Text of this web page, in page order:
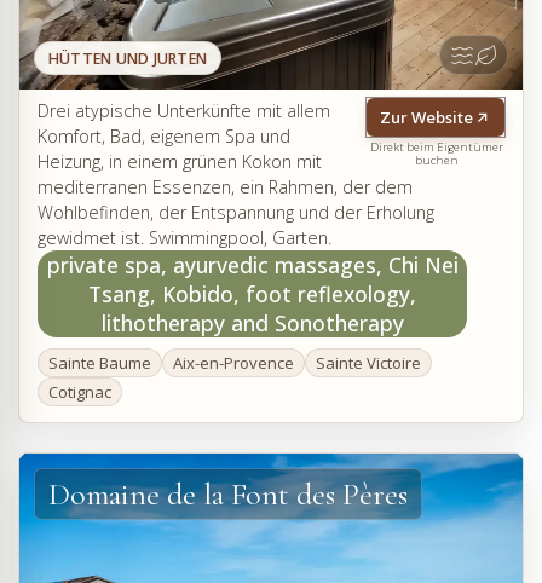
HÜTTEN UND JURTEN
Zur Website
Direkt beim Eigentümer
buchen
Drei atypische Unterkünfte mit allem
Komfort, Bad, eigenem Spa und
Heizung, in einem grünen Kokon mit
mediterranen Essenzen, ein Rahmen, der dem
Wohlbefinden, der Entspannung und der Erholung
gewidmet ist. Swimmingpool, Garten.
private spa, ayurvedic massages, Chi Nei
Tsang, Kobido, foot reflexology,
lithotherapy and Sonotherapy
Sainte Baume Aix-en-Provence
Sainte Victoire
Cotignac
Domaine de la Font des Pères